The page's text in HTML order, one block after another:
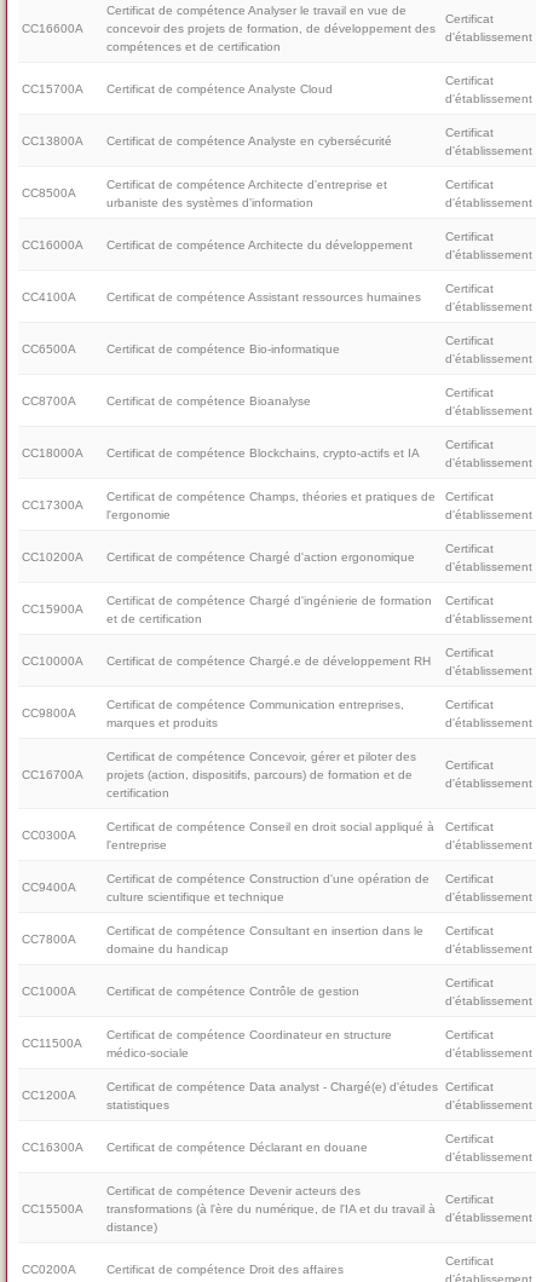
CC16600A
Certificat de compétence Analyser le travail en vue de
concevoir des projets de formation, de développement des
compétences et de certification
Certificat
d'établissement
CC15700A Certificat de compétence Analyste Cloud
Certificat
d'établissement
CC13800A Certificat de compétence Analyste en cybersécurité
Certificat
d'établissement
CC8500A
Certificat de compétence Architecte d'entreprise et
urbaniste des systèmes d'information
Certificat
d'établissement
CC16000A Certificat de compétence Architecte du développement
Certificat
d'établissement
CC4100A Certificat de compétence Assistant ressources humaines
Certificat
d'établissement
CC6500A Certificat de compétence Bio-informatique
Certificat
d'établissement
CC8700A Certificat de compétence Bioanalyse
Certificat
d'établissement
CC18000A Certificat de compétence Blockchains, crypto-actifs et IA
Certificat
d'établissement
CC17300A
Certificat de compétence Champs, théories et pratiques de
l'ergonomie
Certificat
d'établissement
CC10200A Certificat de compétence Chargé d'action ergonomique
Certificat
d'établissement
CC15900A
Certificat de compétence Chargé d'ingénierie de formation
et de certification
Certificat
d'établissement
CC10000A Certificat de compétence Chargé.e de développement RH
Certificat
d'établissement
CC9800A
Certificat de compétence Communication entreprises,
marques et produits
Certificat
d'établissement
CC16700A
Certificat de compétence Concevoir, gérer et piloter des
projets (action, dispositifs, parcours) de formation et de
certification
Certificat
d'établissement
CC0300A
Certificat de compétence Conseil en droit social appliqué à
l'entreprise
Certificat
d'établissement
CC9400A
Certificat de compétence Construction d'une opération de
culture scientifique et technique
Certificat
d'établissement
CC7800A
Certificat de compétence Consultant en insertion dans le
domaine du handicap
Certificat
d'établissement
CC1000A Certificat de compétence Contrôle de gestion
Certificat
d'établissement
CC11500A
Certificat de compétence Coordinateur en structure
médico-sociale
Certificat
d'établissement
CC1200A
Certificat de compétence Data analyst - Chargé(e) d'études
statistiques
Certificat
d'établissement
CC16300A Certificat de compétence Déclarant en douane
Certificat
d'établissement
CC15500A
Certificat de compétence Devenir acteurs des
transformations (à l'ère du numérique, de l'IA et du travail à
distance)
Certificat
d'établissement
CC0200A Certificat de compétence Droit des affaires
Certificat
d'établissement